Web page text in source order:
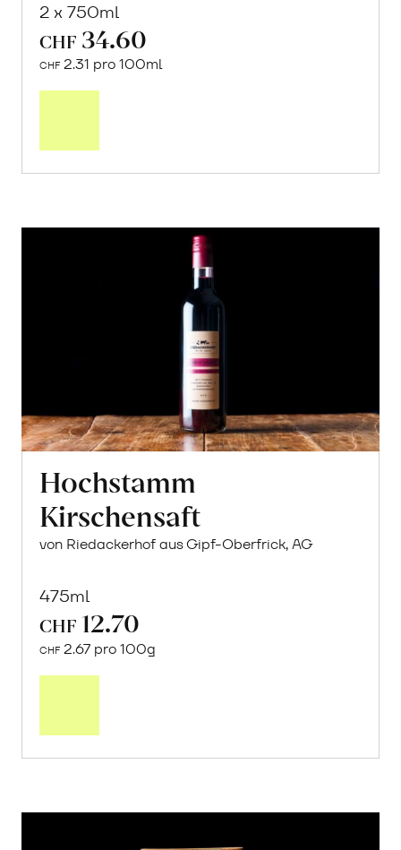
2 x 750ml
CHF 34.60
CHF 2.31 pro 100ml
Hochstamm
Kirschensaft
von Riedackerhof aus Gipf-Oberfrick, AG
475ml
CHF 12.70
CHF 2.67 pro 100g